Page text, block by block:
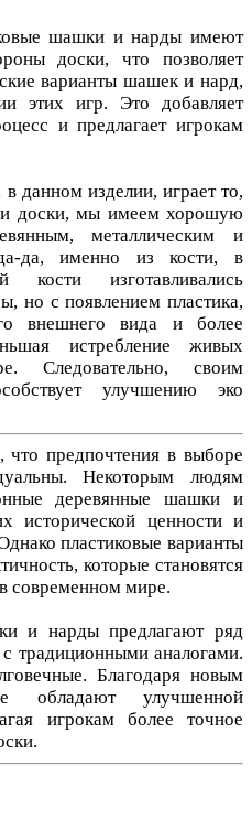
шашки и нарды имеют
доски, что позволяет
варианты шашек и нард,
этих игр. Это добавляет
и предлагает игрокам
данном изделии, играет то,
и доски, мы имеем хорошую
металлическим и
да, именно из кости, в
кости изготавливались
но с появлением пластика,
внешнего вида и более
истребление живых
своим
улучшению эко
что предпочтения в выборе
Некоторым людям
деревянные шашки и
исторической ценности и
пластиковые варианты
которые становятся
современном мире.
и нарды предлагают ряд
традиционными аналогами.
Благодаря новым
обладают улучшенной
игрокам более точное